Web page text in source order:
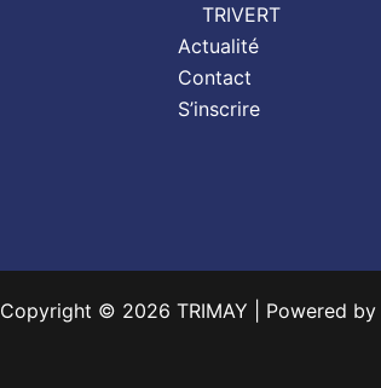
TRIVERT
Actualité
Contact
S’inscrire
Copyright © 2026 TRIMAY | Powered by